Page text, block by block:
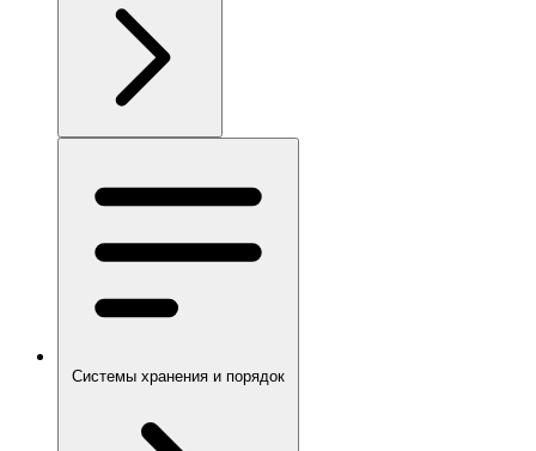
Системы хранения и порядок